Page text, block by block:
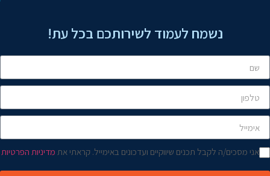
נשמח לעמוד לשירותכם בכל עת!
אני מסכים/ה לקבל תכנים שיווקיים ועדכונים באימייל. קראתי אתמדיניות הפרטיות
שלום! איך אפשר לעזור?